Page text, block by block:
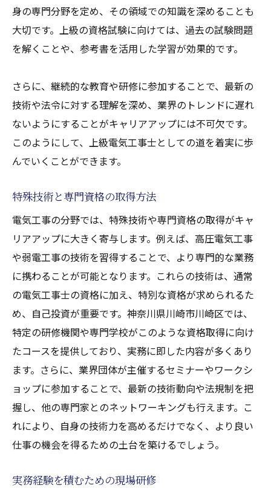
身の専門分野を定め、その領域での知識を深めることも
大切です。上級の資格試験に向けては、過去の試験問題
を解くことや、参考書を活用した学習が効果的です。
さらに、継続的な教育や研修に参加することで、最新の
技術や法令に対する理解を深め、業界のトレンドに遅れ
ないようにすることがキャリアアップには不可欠です。
このようにして、上級電気工事士としての道を着実に歩
んでいくことができます。
特殊技術と専門資格の取得方法
電気工事の分野では、特殊技術や専門資格の取得がキャ
リアアップに大きく寄与します。例えば、高圧電気工事
や弱電工事の技術を習得することで、より専門的な業務
に携わることが可能となります。これらの技術は、通常
の電気工事士の資格に加え、特別な資格が求められるた
め、自己投資が重要です。神奈川県川崎市川崎区では、
特定の研修機関や専門学校がこのような資格取得に向け
たコースを提供しており、実務に即した内容が多くあり
ます。さらに、業界団体が主催するセミナーやワークシ
ョップに参加することで、最新の技術動向や法規制を把
握し、他の専門家とのネットワーキングも行えます。こ
れにより、自身の技術力を高めるだけでなく、より良い
仕事の機会を得るための土台を築けるでしょう。
実務経験を積むための現場研修